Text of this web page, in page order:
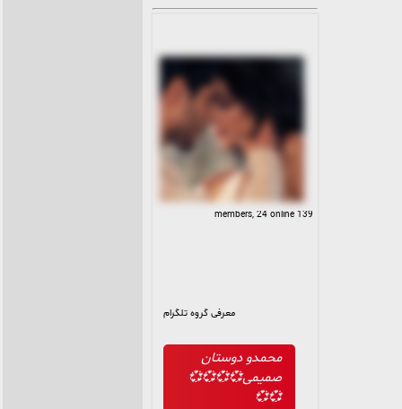
139 members, 24 online
معرفی گروه تلگرام
محمدو دوستان
صمیمی💞💞💞💞
💞💞